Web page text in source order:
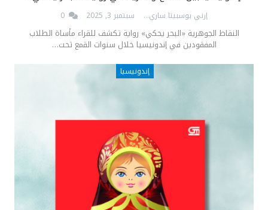
إرني بوسبيتا ساري سبتمبر 3, 2025
النقاط الجوهرية «البحر يحكي» رواية تكشف للقراء مأساة الطلاب
المفقودين في إندونيسيا خلال سنوات القمع تحت…
إندونيسيا